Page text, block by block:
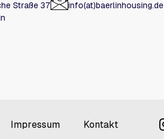
Straße 37
info(at)baerlinhousing.de
Impressum Kontakt